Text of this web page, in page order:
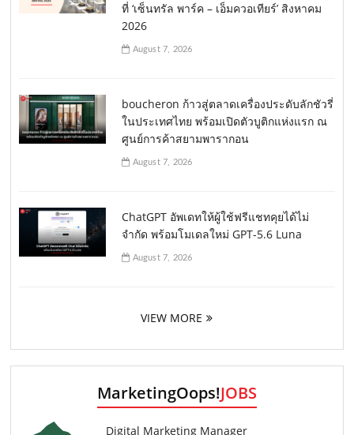
ที่ ‘เซ็นทรัล พาร์ค – เอ็มควอเทียร์’ สิงหาคม
2026
August 7, 2026
boucheron ก้าวสู่ตลาดเครื่องประดับลักชัวรี่
ในประเทศไทย พร้อมเปิดตัวบูติกแห่งแรก ณ
ศูนย์การค้าสยามพารากอน
August 7, 2026
ChatGPT อัพเดทให้ผู้ใช้ฟรีแชทคุยได้ไม่
จำกัด พร้อมโมเดลใหม่ GPT-5.6 Luna
August 7, 2026
VIEW MORE
MarketingOops!JOBS
Digital Marketing Manager